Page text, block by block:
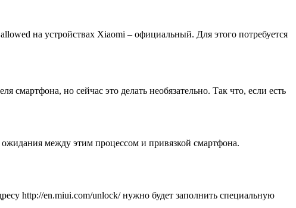
на устройствах Xiaomi – официальный. Для этого потребуется
смартфона, но сейчас это делать необязательно. Так что, если есть
ожидания между этим процессом и привязкой смартфона.
http://en.miui.com/unlock/ нужно будет заполнить специальную